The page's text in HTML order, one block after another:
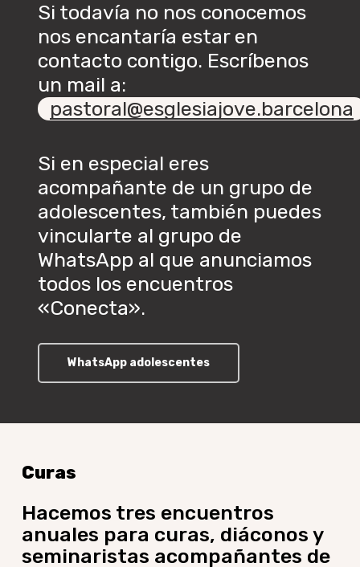
Si todavía no nos conocemos
nos encantaría estar en
contacto contigo. Escríbenos
un mail a:
pastoral@esglesiajove.barcelona
Si en especial eres
acompañante de un grupo de
adolescentes, también puedes
vincularte al grupo de
WhatsApp al que anunciamos
todos los encuentros
«Conecta».
WhatsApp adolescentes
Curas
Hacemos tres encuentros
anuales para curas, diáconos y
seminaristas acompañantes de